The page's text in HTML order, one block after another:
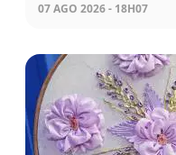
07 AGO 2026 - 18H07